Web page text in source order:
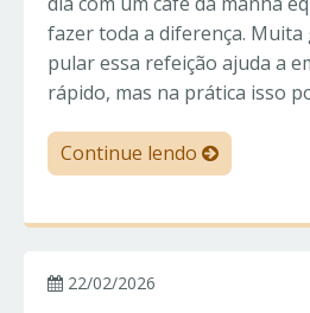
fazer toda a diferença. Muita
pular essa refeição ajuda a
rápido, mas na prática isso
Continue lendo
22/02/2026